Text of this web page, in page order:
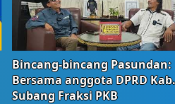
Bincang-bincang Pasundan:
Bersama anggota DPRD Kab.
Subang Fraksi PKB